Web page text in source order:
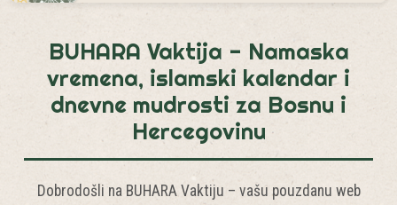
BUHARA Vaktija - Namaska
vremena, islamski kalendar i
dnevne mudrosti za Bosnu i
Hercegovinu